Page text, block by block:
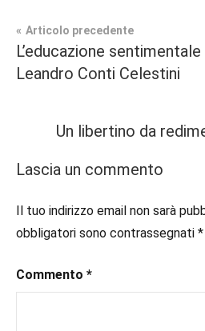
Tag
#blog
#consigliodilettura
#instalibri,
#ioleggo,
#kindle,
#leggerechepassione,
Contemporary
Romance
Navigazione
articoli
Articolo precedente
L’educazione
Leandro Conti Celestini
Un libertino da
Lascia un commento
Il tuo indirizzo email non sarà
obbligatori sono contrassegnati *
Commento *